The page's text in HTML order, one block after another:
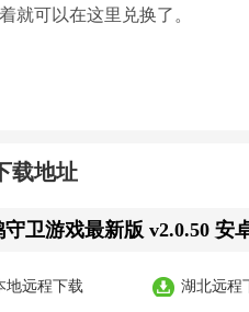
就可以在这里兑换了。
载地址
守卫游戏最新版 v2.0.50 安
地远程下载 湖北远程